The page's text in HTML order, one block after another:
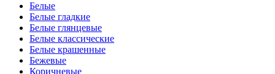
Белые
Белые гладкие
Белые глянцевые
Белые классические
Белые крашенные
Бежевые
Коричневые